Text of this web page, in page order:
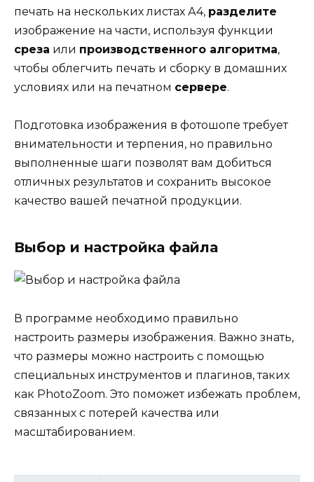
печать на нескольких листах А4, разделите
изображение на части, используя функции
среза или производственного алгоритма,
чтобы облегчить печать и сборку в домашних
условиях или на печатном сервере.
Подготовка изображения в фотошопе требует
внимательности и терпения, но правильно
выполненные шаги позволят вам добиться
отличных результатов и сохранить высокое
качество вашей печатной продукции.
Выбор и настройка файла
В программе необходимо правильно
настроить размеры изображения. Важно знать,
что размеры можно настроить с помощью
специальных инструментов и плагинов, таких
как PhotoZoom. Это поможет избежать проблем,
связанных с потерей качества или
масштабированием.